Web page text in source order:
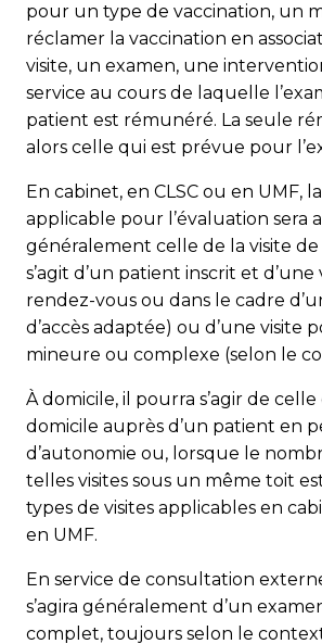
pour un type de vaccination, un
réclamer la vaccination en
visite, un examen, une
service au cours de laquelle
patient est rémunéré. La seule
alors celle qui est prévue pour
En cabinet, en CLSC ou en UMF,
applicable pour l’évaluation sera
généralement celle de la visite de
s’agit d’un patient inscrit et d’une
rendez-vous ou dans le cadre
d’accès adaptée) ou d’une visite
mineure ou complexe (selon le
À domicile, il pourra s’agir de celle
domicile auprès d’un patient en
d’autonomie ou, lorsque le
telles visites sous un même toit
types de visites applicables en
en UMF.
En service de consultation
s’agira généralement d’un
complet, toujours selon le